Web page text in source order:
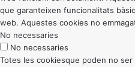
que garanteixen funcionalitats
web. Aquestes cookies no
No necessaries
No necessaries
Totes les cookiesque poden no